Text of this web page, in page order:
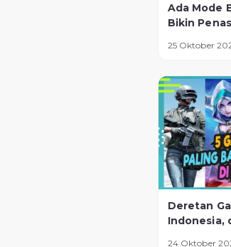
Ada Mode
Bikin
Ekstrem
25 Oktober
Deretan
Indonesia,
24 Oktober